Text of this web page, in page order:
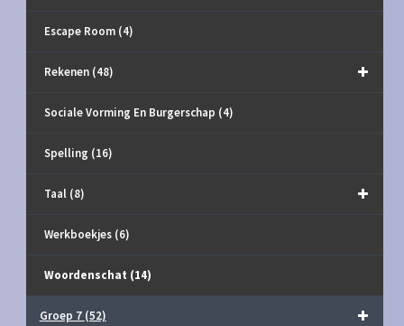
Escape Room (4)
Rekenen (48)
Sociale Vorming En Burgerschap (4)
Spelling (16)
Taal (8)
Werkboekjes (6)
Woordenschat (14)
Groep 7 (52)